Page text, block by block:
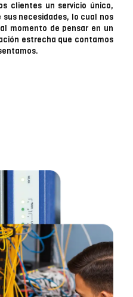
clientes un servicio único,
necesidades, lo cual nos
momento de pensar en un
estrecha que contamos